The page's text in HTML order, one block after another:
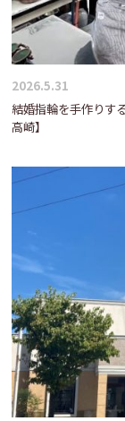
2026.5.31
結婚指輪を手作りす
高崎】